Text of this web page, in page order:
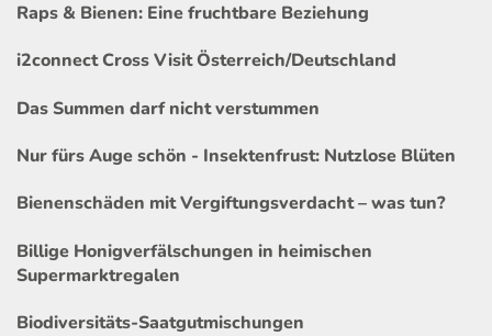
Raps & Bienen: Eine fruchtbare Beziehung
i2connect Cross Visit Österreich/Deutschland
Das Summen darf nicht verstummen
Nur fürs Auge schön - Insektenfrust: Nutzlose Blüten
Bienenschäden mit Vergiftungsverdacht – was tun?
Billige Honigverfälschungen in heimischen
Supermarktregalen
Biodiversitäts-Saatgutmischungen